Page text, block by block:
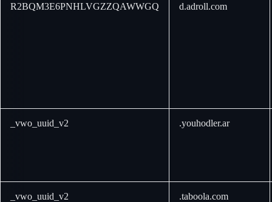
R2BQM3E6PNHLVGZZQAWWGQ d.adroll.com
_vwo_uuid_v2 .youhodler.ar
_vwo_uuid_v2 .taboola.com